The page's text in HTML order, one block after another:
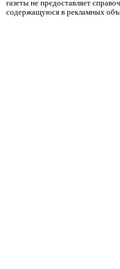
газеты не предоставляет
содержащуюся в рекламных